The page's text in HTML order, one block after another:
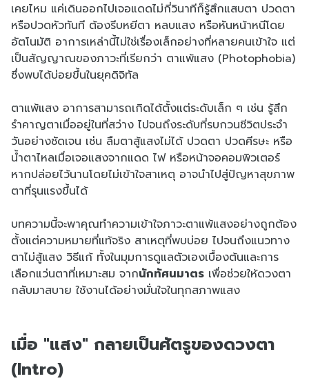
เคยไหม แค่เดินออกไปเจอแดดไม่กี่วินาทีก็รู้สึกแสบตา ปวดตา
หรือปวดหัวทันที ต้องรีบหยีตา หลบแสง หรือหันหน้าหนีโดย
อัตโนมัติ อาการเหล่านี้ไม่ใช่เรื่องเล็กอย่างที่หลายคนเข้าใจ แต่
เป็นสัญญาณของภาวะที่เรียกว่า ตาแพ้แสง (Photophobia)
ซึ่งพบได้บ่อยขึ้นในยุคดิจิทัล
ตาแพ้แสง อาการสามารถเกิดได้ตั้งแต่ระดับเล็ก ๆ เช่น รู้สึก
รำคาญตาเมื่ออยู่ในที่สว่าง ไปจนถึงระดับที่รบกวนชีวิตประจำ
วันอย่างชัดเจน เช่น ลืมตาสู้แสงไม่ได้ ปวดตา ปวดศีรษะ หรือ
น้ำตาไหลเมื่อเจอแสงจากแดด ไฟ หรือหน้าจอคอมพิวเตอร์
หากปล่อยไว้นานโดยไม่เข้าใจสาเหตุ อาจนำไปสู่ปัญหาสุขภาพ
ตาที่รุนแรงขึ้นได้
บทความนี้จะพาคุณทำความเข้าใจภาวะตาแพ้แสงอย่างถูกต้อง
ตั้งแต่ความหมายที่แท้จริง สาเหตุที่พบบ่อย ไปจนถึงแนวทาง
ตาไม่สู้แสง วิธีแก้ ทั้งในมุมการดูแลตัวเองเบื้องต้นและการ
เลือกแว่นตาที่เหมาะสม จากนักทัศนมาตร เพื่อช่วยให้ดวงตา
กลับมาสบาย ใช้งานได้อย่างมั่นใจในทุกสภาพแสง
เมื่อ "แสง" กลายเป็นศัตรูของดวงตา
(Intro)